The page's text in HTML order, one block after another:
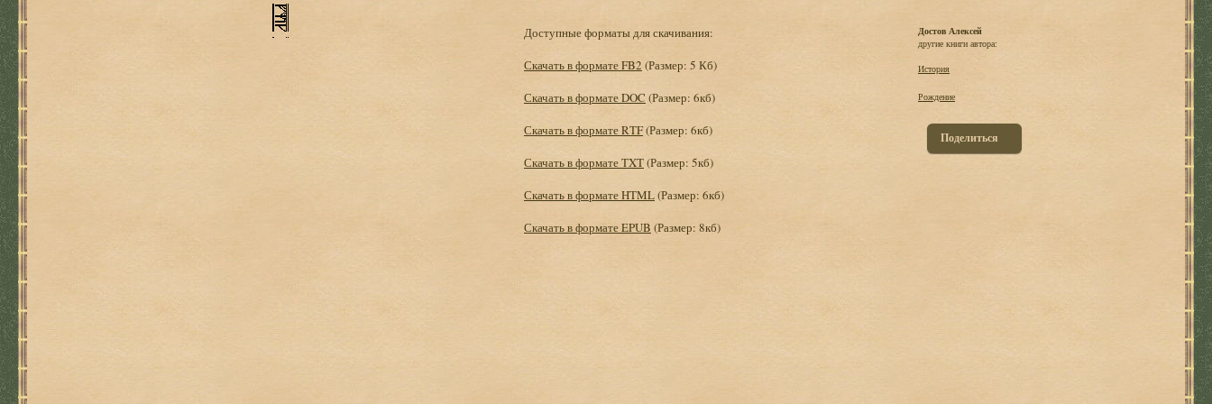
Доступные форматы для скачивания:
Скачать в формате FB2 (Размер: 5 Кб)
Скачать в формате DOC (Размер: 6кб)
Скачать в формате RTF(Размер: 6кб)
Скачать в формате TXT(Размер: 5кб)
Скачать в формате HTML(Размер: 6кб)
Скачать в формате EPUB (Размер: 8кб)
Достов Алексей
другие книги автора:
История
Рождение
Поделиться